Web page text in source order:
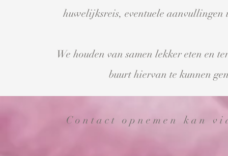
huwelijksreis, eventuele aanvullingen
We houden van samen lekker eten en
buurt hiervan te kunnen
Contact opnemen kan